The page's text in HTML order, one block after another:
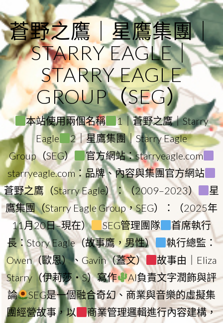
to
content
蒼野之鷹｜星鷹集團｜
STARRY EAGLE｜
STARRY EAGLE
GROUP（SEG）
本站使用兩個名稱
1｜蒼野之鷹｜Starry
Eagle
2｜星鷹集團｜Starry Eagle
Group（SEG）
官方網站：starryeagle.com
starryeagle.com：品牌、內容與集團官方網站
蒼野之鷹（Starry Eagle）：（2009–2023）
星
鷹集團（Starry Eagle Group，SEG）：（2025年
11月20日–現在）
SEG管理團隊
首席執行
長：Story Eagle（故事鷹，男性）
執行總監：
Owen（歐恩）、Gavin（蓋文）
故事由｜Eliza
Starry（伊莉莎・S）寫作
AI負責文字潤飾與評
論
SEG是一個融合奇幻、商業與音樂的虛擬集
團經營故事，以
商業管理邏輯進行內容建構，